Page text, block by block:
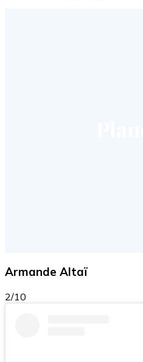
Armande Altaï
2/10